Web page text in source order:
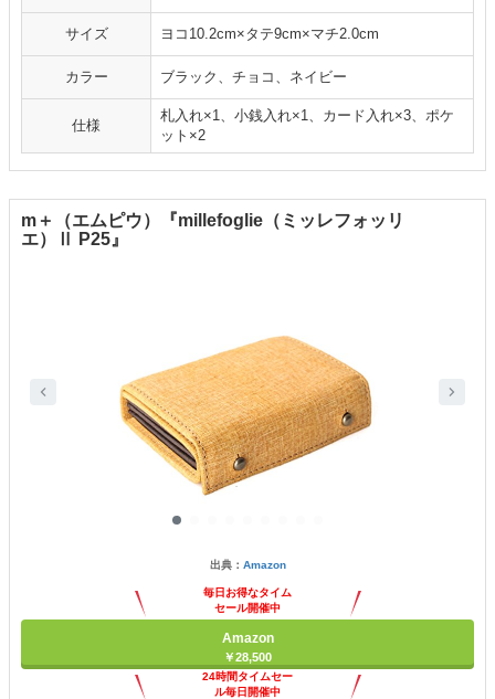
サイズ ヨコ10.2cm×タテ9cm×マチ2.0cm
カラー ブラック、チョコ、ネイビー
仕様
札入れ×1、小銭入れ×1、カード入れ×3、ポケ
ット×2
m＋（エムピウ）『millefoglie（ミッレフォッリ
エ）Ⅱ P25』
出典： Amazon
毎日お得なタイム
セール開催中
Amazon
￥28,500
24時間タイムセー
ル毎日開催中